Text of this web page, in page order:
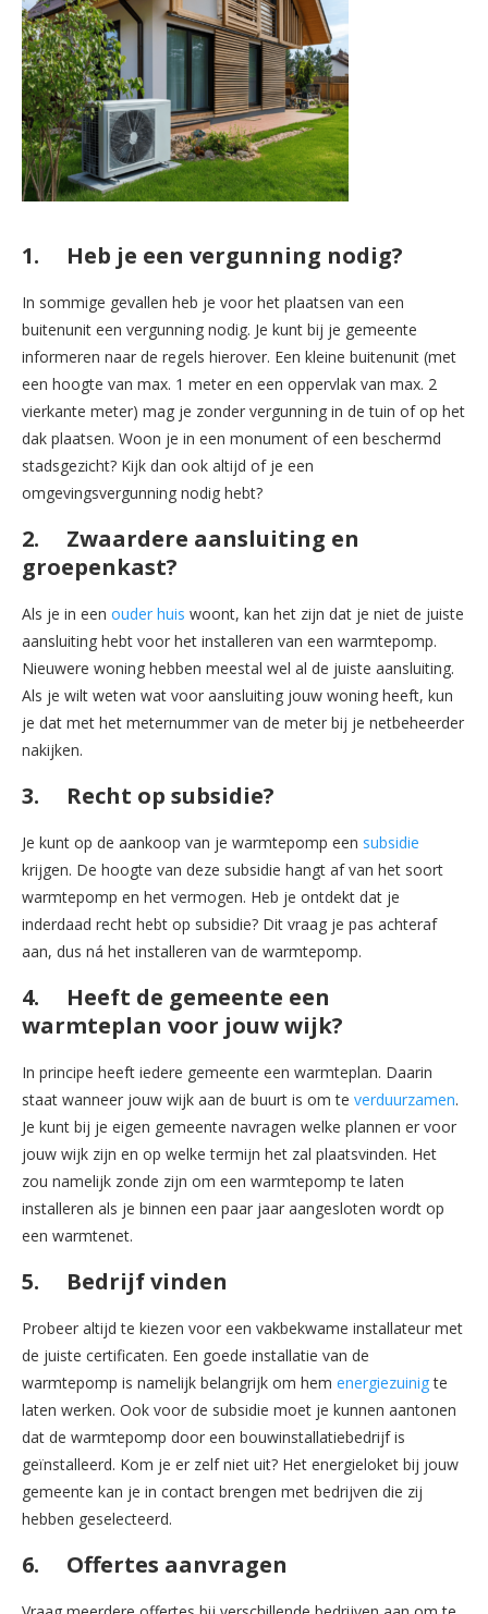
1. Heb je een vergunning nodig?
In sommige gevallen heb je voor het plaatsen van een
buitenunit een vergunning nodig. Je kunt bij je gemeente
informeren naar de regels hierover. Een kleine buitenunit (met
een hoogte van max. 1 meter en een oppervlak van max. 2
vierkante meter) mag je zonder vergunning in de tuin of op het
dak plaatsen. Woon je in een monument of een beschermd
stadsgezicht? Kijk dan ook altijd of je een
omgevingsvergunning nodig hebt?
2. Zwaardere aansluiting en
groepenkast?
Als je in een ouder huis woont, kan het zijn dat je niet de juiste
aansluiting hebt voor het installeren van een warmtepomp.
Nieuwere woning hebben meestal wel al de juiste aansluiting.
Als je wilt weten wat voor aansluiting jouw woning heeft, kun
je dat met het meternummer van de meter bij je netbeheerder
nakijken.
3. Recht op subsidie?
Je kunt op de aankoop van je warmtepomp een subsidie
krijgen. De hoogte van deze subsidie hangt af van het soort
warmtepomp en het vermogen. Heb je ontdekt dat je
inderdaad recht hebt op subsidie? Dit vraag je pas achteraf
aan, dus ná het installeren van de warmtepomp.
4. Heeft de gemeente een
warmteplan voor jouw wijk?
In principe heeft iedere gemeente een warmteplan. Daarin
staat wanneer jouw wijk aan de buurt is om te verduurzamen.
Je kunt bij je eigen gemeente navragen welke plannen er voor
jouw wijk zijn en op welke termijn het zal plaatsvinden. Het
zou namelijk zonde zijn om een warmtepomp te laten
installeren als je binnen een paar jaar aangesloten wordt op
een warmtenet.
5. Bedrijf vinden
Probeer altijd te kiezen voor een vakbekwame installateur met
de juiste certificaten. Een goede installatie van de
warmtepomp is namelijk belangrijk om hem energiezuinigte
laten werken. Ook voor de subsidie moet je kunnen aantonen
dat de warmtepomp door een bouwinstallatiebedrijf is
geïnstalleerd. Kom je er zelf niet uit? Het energieloket bij jouw
gemeente kan je in contact brengen met bedrijven die zij
hebben geselecteerd.
6. Offertes aanvragen